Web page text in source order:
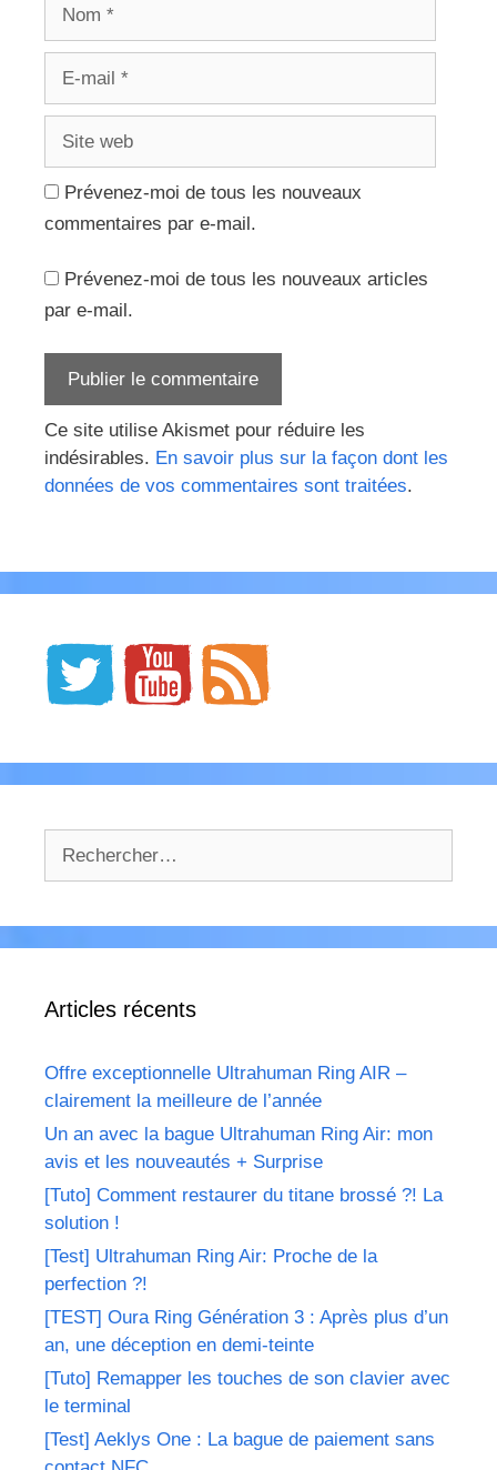
Prévenez-moi de tous les nouveaux
commentaires par e-mail.
Prévenez-moi de tous les nouveaux articles
par e-mail.
Ce site utilise Akismet pour réduire les
indésirables. En savoir plus sur la façon dont les
données de vos commentaires sont traitées.
Articles récents
Offre exceptionnelle Ultrahuman Ring AIR –
clairement la meilleure de l’année
Un an avec la bague Ultrahuman Ring Air: mon
avis et les nouveautés + Surprise
[Tuto] Comment restaurer du titane brossé ?! La
solution !
[Test] Ultrahuman Ring Air: Proche de la
perfection ?!
[TEST] Oura Ring Génération 3 : Après plus d’un
an, une déception en demi-teinte
[Tuto] Remapper les touches de son clavier avec
le terminal
[Test] Aeklys One : La bague de paiement sans